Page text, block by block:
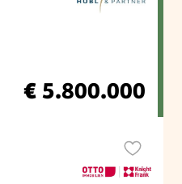
€ 5.800.000